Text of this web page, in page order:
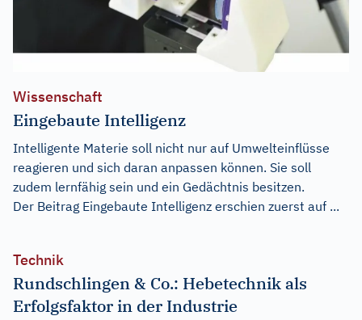
Wissenschaft
Eingebaute Intelligenz
Intelligente Materie soll nicht nur auf Umwelteinflüsse
reagieren und sich daran anpassen können. Sie soll
zudem lernfähig sein und ein Gedächtnis besitzen.
Der Beitrag Eingebaute Intelligenz erschien zuerst auf ...
Technik
Rundschlingen & Co.: Hebetechnik als
Erfolgsfaktor in der Industrie